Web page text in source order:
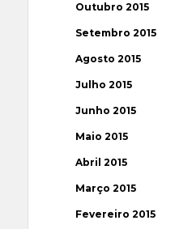
Outubro 2015
Setembro 2015
Agosto 2015
Julho 2015
Junho 2015
Maio 2015
Abril 2015
Março 2015
Fevereiro 2015